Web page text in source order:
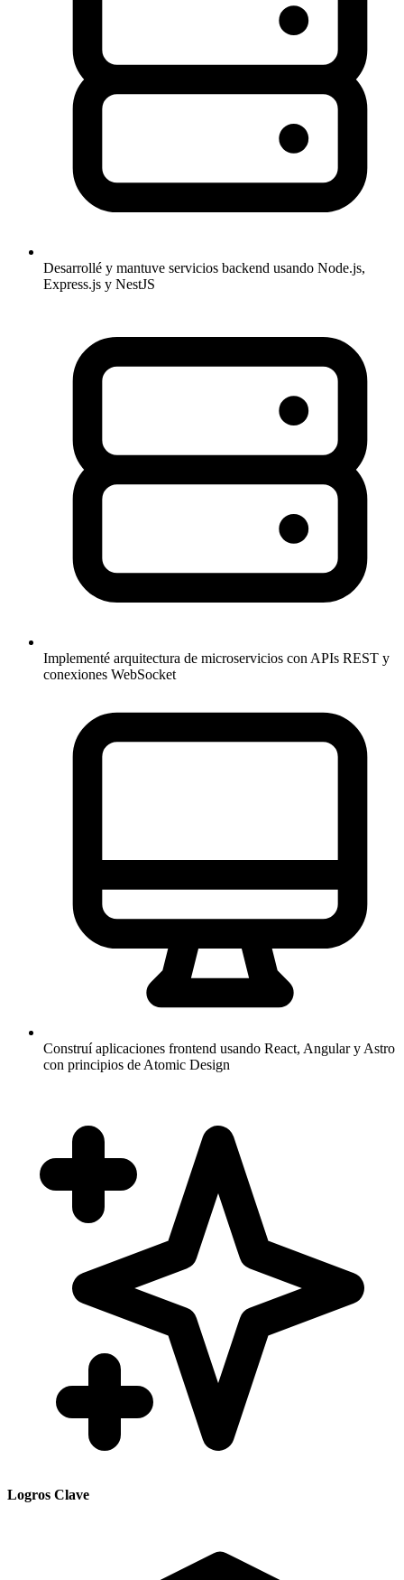
Desarrollé y mantuve servicios backend usando Node.js,
Express.js y NestJS
Implementé arquitectura de microservicios con APIs REST y
conexiones WebSocket
Construí aplicaciones frontend usando React, Angular y Astro
con principios de Atomic Design
Logros Clave